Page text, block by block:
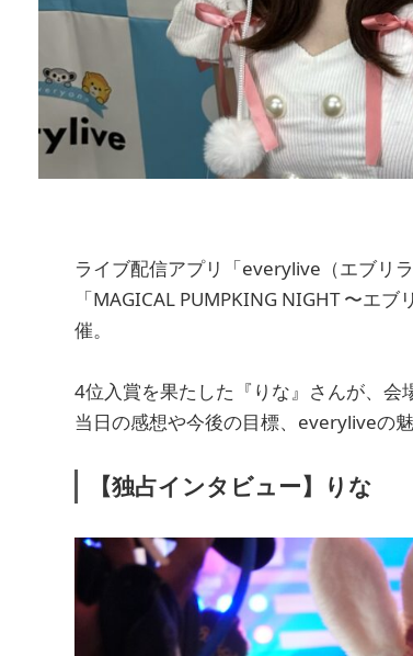
ライブ配信アプリ「everylive（エブリ
「MAGICAL PUMPKING NIGHT 〜エ
催。
4位入賞を果たした『りな』さんが、会
当日の感想や今後の目標、everyliveの
【独占インタビュー】りな